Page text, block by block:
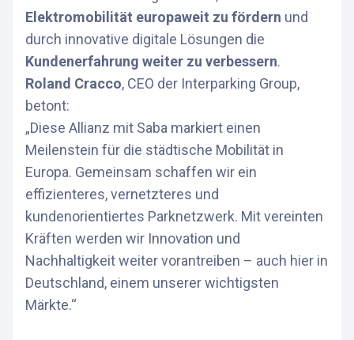
Elektromobilität europaweit zu fördern und
durch innovative digitale Lösungen die
Kundenerfahrung weiter zu verbessern.
Roland Cracco, CEO der Interparking Group,
betont:
„Diese Allianz mit Saba markiert einen
Meilenstein für die städtische Mobilität in
Europa. Gemeinsam schaffen wir ein
effizienteres, vernetzteres und
kundenorientiertes Parknetzwerk. Mit vereinten
Kräften werden wir Innovation und
Nachhaltigkeit weiter vorantreiben – auch hier in
Deutschland, einem unserer wichtigsten
Märkte.“